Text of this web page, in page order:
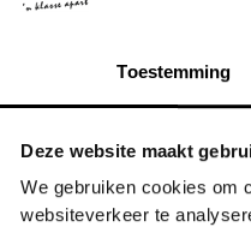
Toestemming
Deze website maakt
We gebruiken cookies om
websiteverkeer te